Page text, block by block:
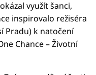
využít šanci,
inspirovalo režiséra
Pradu) k natočení
Chance – Životní